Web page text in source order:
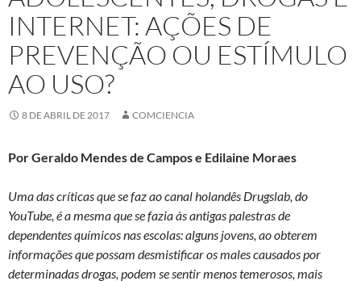
INTERNET: AÇÕES DE
PREVENÇÃO OU ESTÍMULO
AO USO?
8 DE ABRIL DE 2017 COMCIENCIA
Por Geraldo Mendes de Campos e Edilaine Moraes
Uma das críticas que se faz ao canal holandês Drugslab, do
YouTube, é a mesma que se fazia às antigas palestras de
dependentes químicos nas escolas: alguns jovens, ao obterem
informações que possam desmistificar os males causados por
determinadas drogas, podem se sentir menos temerosos, mais